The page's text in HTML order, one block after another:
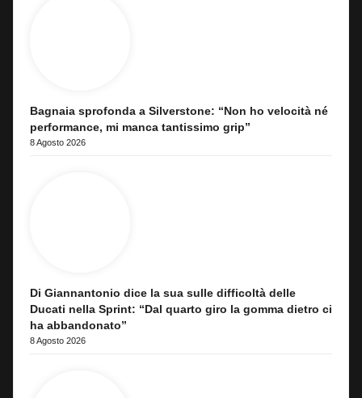
Bagnaia sprofonda a Silverstone: “Non ho velocità né
performance, mi manca tantissimo grip”
8 Agosto 2026
Di Giannantonio dice la sua sulle difficoltà delle
Ducati nella Sprint: “Dal quarto giro la gomma dietro ci
ha abbandonato”
8 Agosto 2026